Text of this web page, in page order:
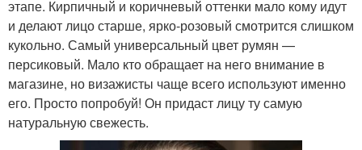
этапе. Кирпичный и коричневый оттенки мало кому идут
и делают лицо старше, ярко-розовый смотрится слишком
кукольно. Самый универсальный цвет румян —
персиковый. Мало кто обращает на него внимание в
магазине, но визажисты чаще всего используют именно
его. Просто попробуй! Он придаст лицу ту самую
натуральную свежесть.